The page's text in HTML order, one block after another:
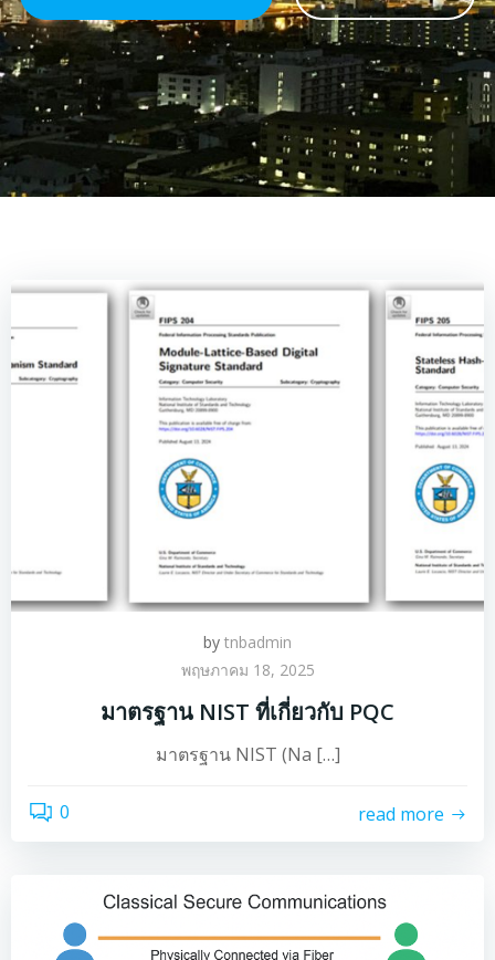
by tnbadmin
พฤษภาคม 18, 2025
มาตรฐาน NIST ที่เกี่ยวกับ PQC
มาตรฐาน NIST (Na […]
0 read more